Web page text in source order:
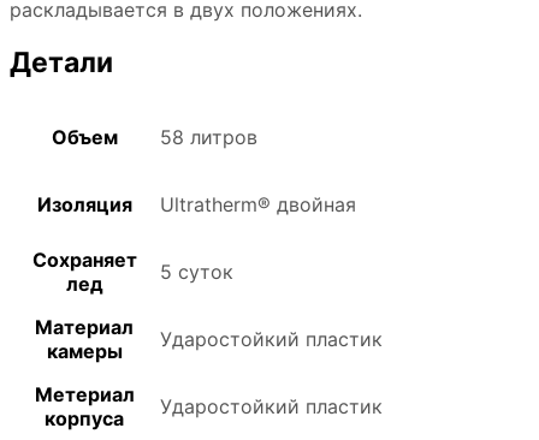
раскладывается в двух положениях.
Детали
Объем 58 литров
Изоляция Ultratherm® двойная
Сохраняет
лед
5 суток
Материал
камеры
Ударостойкий пластик
Метериал
корпуса
Ударостойкий пластик